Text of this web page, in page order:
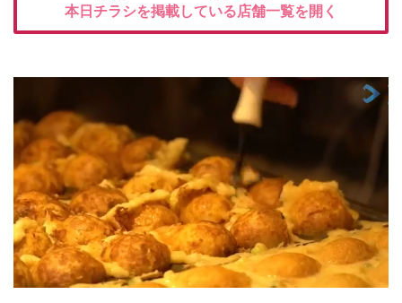
本日チラシを掲載している店舗一覧を開く